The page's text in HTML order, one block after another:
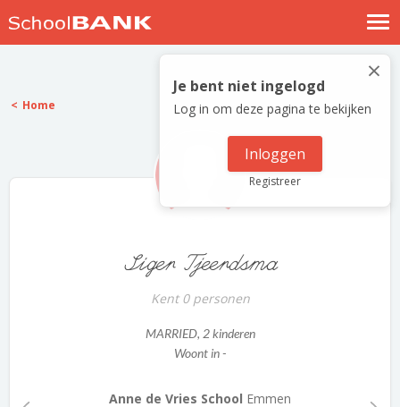
Nostalgische verhalen
Log in
Meld je gratis aan
×
Je bent niet ingelogd
Log in om deze pagina te bekijken
Inloggen
Registreer
Home
Siger Tjeerdsma
Kent 0 personen
MARRIED, 2 kinderen
Woont in -
Anne de Vries School Emmen